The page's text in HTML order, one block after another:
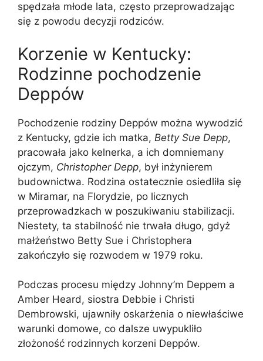
spędzała młode lata, często przeprowadzając
się z powodu decyzji rodziców.
Korzenie w Kentucky:
Rodzinne pochodzenie
Deppów
Pochodzenie rodziny Deppów można wywodzić
z Kentucky, gdzie ich matka, Betty Sue Depp,
pracowała jako kelnerka, a ich domniemany
ojczym, Christopher Depp, był inżynierem
budownictwa. Rodzina ostatecznie osiedliła się
w Miramar, na Florydzie, po licznych
przeprowadzkach w poszukiwaniu stabilizacji.
Niestety, ta stabilność nie trwała długo, gdyż
małżeństwo Betty Sue i Christophera
zakończyło się rozwodem w 1979 roku.
Podczas procesu między Johnny’m Deppem a
Amber Heard, siostra Debbie i Christi
Dembrowski, ujawniły oskarżenia o niewłaściwe
warunki domowe, co dalsze uwypukliło
złożoność rodzinnych korzeni Deppów.